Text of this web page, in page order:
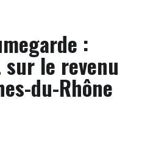
:
sur le revenu
du-Rhône